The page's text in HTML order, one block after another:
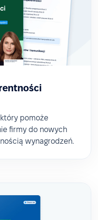
pomoże
firmy do nowych
wynagrodzeń.